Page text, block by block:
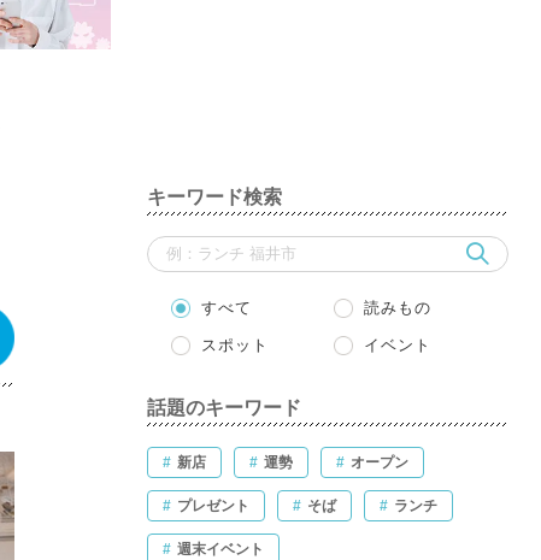
キーワード検索
すべて 読みもの
スポット イベント
話題のキーワード
# 新店 # 運勢 # オープン
# プレゼント # そば # ランチ
# 週末イベント